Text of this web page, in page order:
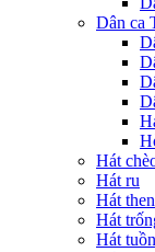
Dân ca
Hát
Hát ru
Hát then
Hát
Hát